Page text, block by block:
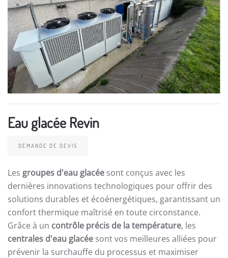
Eau glacée Revin
DEMANDE DE DEVIS
Les groupes d'eau glacée sont conçus avec les
dernières innovations technologiques pour offrir des
solutions durables et écoénergétiques, garantissant un
confort thermique maîtrisé en toute circonstance.
Grâce à un contrôle précis de la température, les
centrales d'eau glacée sont vos meilleures alliées pour
prévenir la surchauffe du processus et maximiser